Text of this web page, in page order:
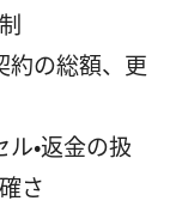
約の総額、更
・返金の扱
さ